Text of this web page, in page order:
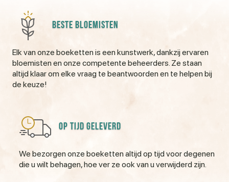
Beste bloemisten
Elk van onze boeketten is een kunstwerk, dankzij ervaren
bloemisten en onze competente beheerders. Ze staan ​​
altijd klaar om elke vraag te beantwoorden en te helpen bij
de keuze!
Op tijd geleverd
We bezorgen onze boeketten altijd op tijd voor degenen
die u wilt behagen, hoe ver ze ook van u verwijderd zijn.